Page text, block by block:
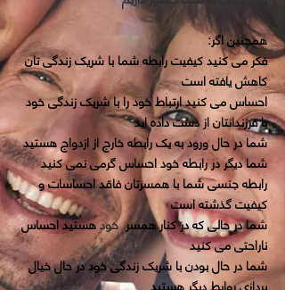
:همچنین اگر
فکر می کنید کیفیت رابطه شما با شریک زندگی تان
کاهش یافته است
احساس می کنید ارتباط خود را با شریک زندگی خود
یا فرزندانتان از دست داده اید
شما در حال ورود به یک رابطه خارج از ازدواج هستید
شما دیگر دررابطهخود احساس گرمینمی کنید
رابطه جنسی شما با همسرتان فاقد احساسات و
کیفیت گذشته است
شما در حالی که در کنارهمسرخودهستید احساس
ناراحتی می کنید
شما در حال بودن با شریک زندگی خوددرحالخیال
پردازیروابط دیگر هستید